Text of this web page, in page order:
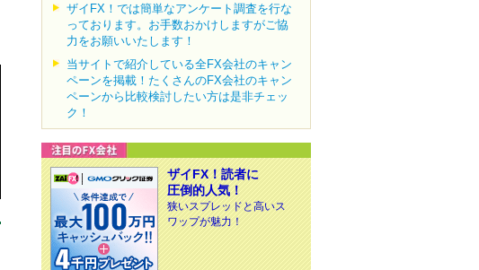
ザイFX！では簡単なアンケート調査を行な
っております。お手数おかけしますがご協
力をお願いいたします！
当サイトで紹介している全FX会社のキャン
ペーンを掲載！たくさんのFX会社のキャン
ペーンから比較検討したい方は是非チェッ
ク！
ザイFX！読者に
圧倒的人気！
狭いスプレッドと高いス
ワップが魅力！